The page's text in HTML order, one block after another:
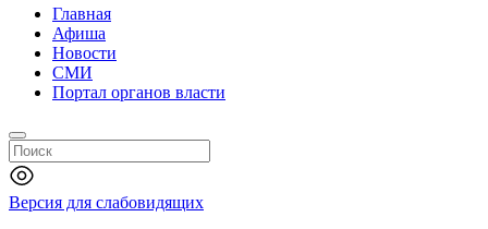
Главная
Афиша
Новости
СМИ
Портал органов власти
Версия для слабовидящих